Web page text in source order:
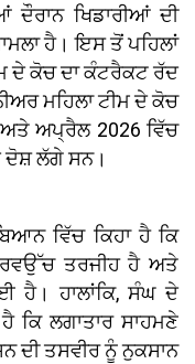
ਦੌਰਾਨ ਖਿਡਾਰੀਆਂ ਦੀ
ਹੈ। ਇਸ ਤੋਂ ਪਹਿਲਾਂ
ਦੇ ਕੋਚ ਦਾ ਕੰਟਰੈਕਟ ਰੱਦ
ਮਹਿਲਾ ਟੀਮ ਦੇ ਕੋਚ
ਅਤੇ ਅਪ੍ਰੈਲ 2026 ਵਿੱਚ
ਦੋਸ਼ ਲੱਗੇ ਸਨ।
ਵਿੱਚ ਕਿਹਾ ਹੈ ਕਿ
ਤਰਜੀਹ ਹੈ ਅਤੇ
ਹੈ। ਹਾਲਾਂਕਿ, ਸੰਘ ਦੇ
ਕਿ ਲਗਾਤਾਰ ਸਾਹਮਣੇ
ਦੀ ਤਸਵੀਰ ਨੂੰ ਨੁਕਸਾਨ